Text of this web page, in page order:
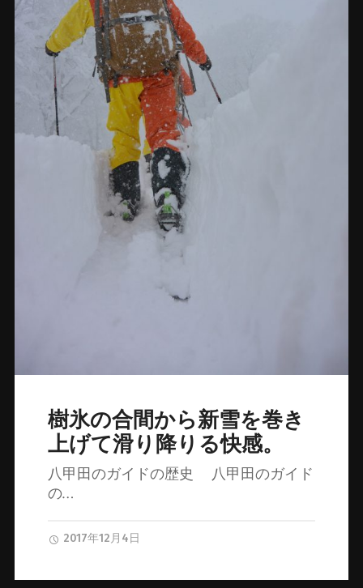
樹氷の合間から新雪を巻き
上げて滑り降りる快感。
八甲田のガイドの歴史 八甲田のガイド
の…
2017年12月4日